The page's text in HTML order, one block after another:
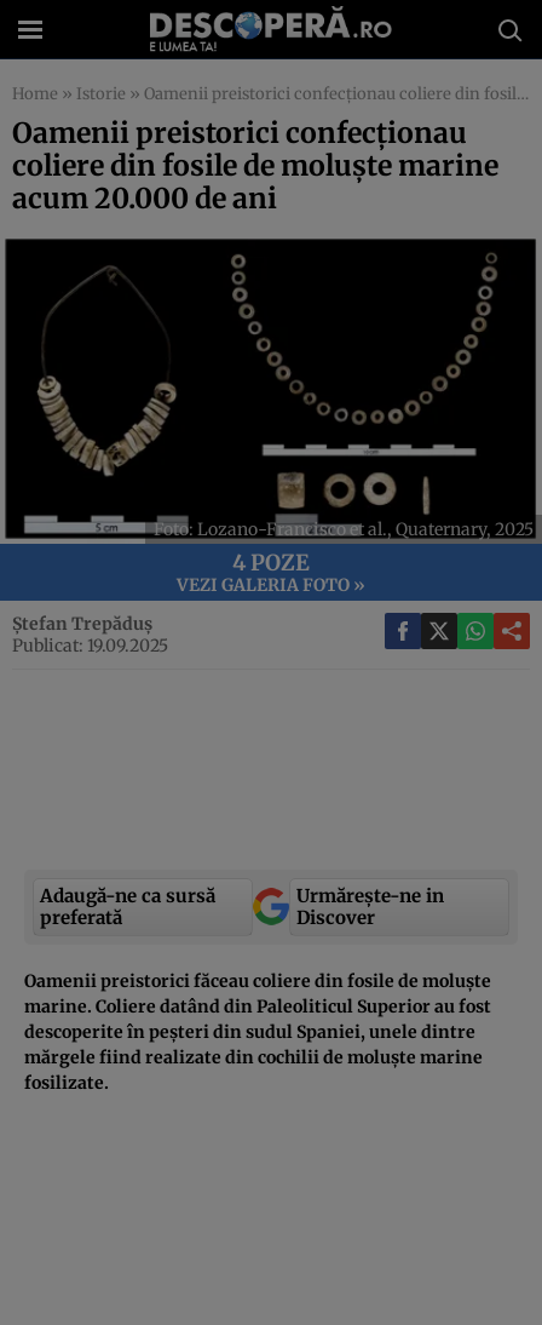
Home » Istorie » Oamenii preistorici confecționau coliere din fosile de moluște marine acum 20.000 de ani
Oamenii preistorici confecționau
coliere din fosile de moluște marine
acum 20.000 de ani
Foto: Lozano-Francisco et al., Quaternary, 2025
4 POZE
VEZI GALERIA FOTO »
Ștefan Trepăduș
Publicat: 19.09.2025
Adaugă-ne ca sursă
preferată
Urmărește-ne in
Discover
Oamenii preistorici făceau coliere din fosile de moluște
marine. Coliere datând din Paleoliticul Superior au fost
descoperite în peșteri din sudul Spaniei, unele dintre
mărgele fiind realizate din cochilii de moluște marine
fosilizate.